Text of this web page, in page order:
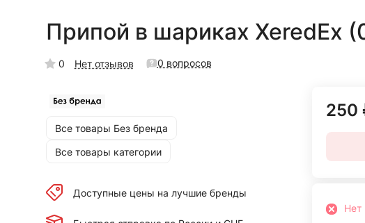
Припой в шариках XeredEx
0 Нет отзывов 0 вопросов
Все товары Без бренда
Все товары категории
Доступные цены на лучшие бренды
250
Нет